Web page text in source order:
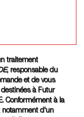
traitement
, responsable du
et de vous
à Futur
notamment d'un